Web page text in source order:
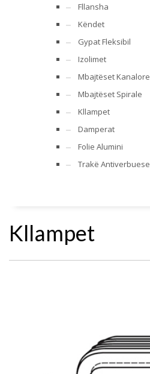
Fllansha
Këndet
Gypat Fleksibil
Izolimet
Mbajtëset Kanalore
Mbajtëset Spirale
Kllampet
Damperat
Folie Alumini
Trakë Antiverbuese
Kllampet